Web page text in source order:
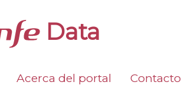
Data
Acerca del portal Contacto